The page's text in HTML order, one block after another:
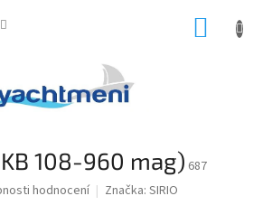
108-960 mag) 687
hodnocení Značka: SIRIO